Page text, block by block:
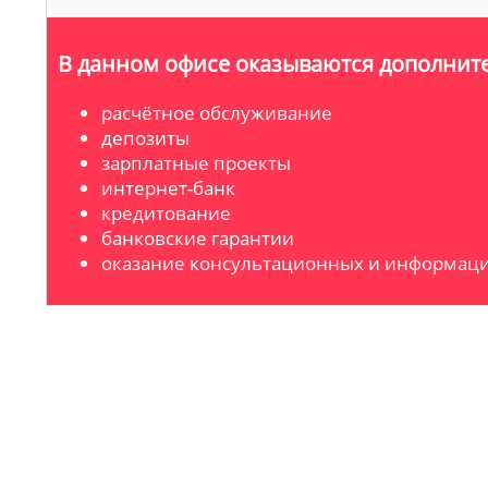
В данном офисе оказываются
расчётное обслуживание
депозиты
зарплатные проекты
интернет-банк
кредитование
банковские гарантии
оказание консультационных и